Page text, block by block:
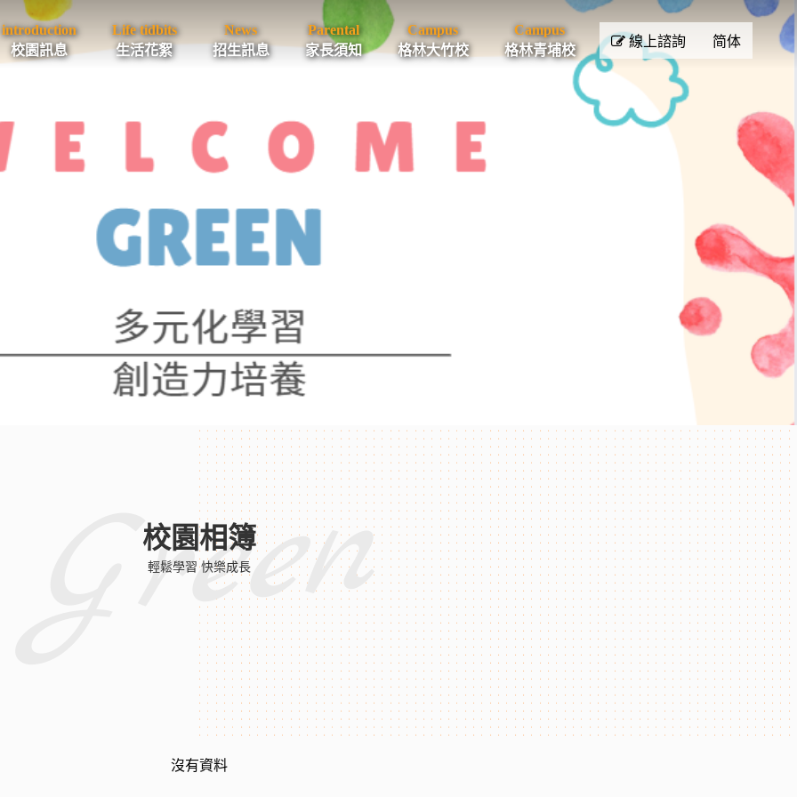
introduction
校園訊息
Life tidbits
生活花絮
News
招生訊息
Parental
家長須知
Campus
格林大竹校
Campus
格林青埔校
線上諮詢 简体
校園相簿
輕鬆學習 快樂成長
Green
沒有資料